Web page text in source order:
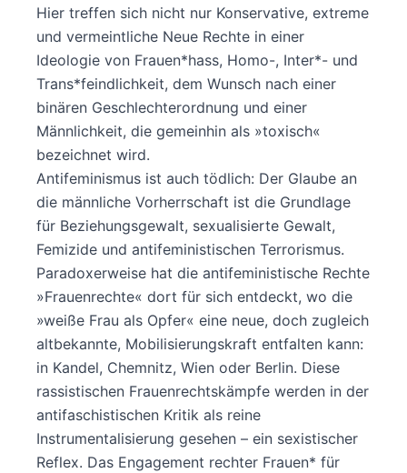
Hier treffen sich nicht nur Konservative, extreme
und vermeintliche Neue Rechte in einer
Ideologie von Frauen*hass, Homo-, Inter*- und
Trans*feindlichkeit, dem Wunsch nach einer
binären Geschlechterordnung und einer
Männlichkeit, die gemeinhin als »toxisch«
bezeichnet wird.
Antifeminismus ist auch tödlich: Der Glaube an
die männliche Vorherrschaft ist die Grundlage
für Beziehungsgewalt, sexualisierte Gewalt,
Femizide und antifeministischen Terrorismus.
Paradoxerweise hat die antifeministische Rechte
»Frauenrechte« dort für sich entdeckt, wo die
»weiße Frau als Opfer« eine neue, doch zugleich
altbekannte, Mobilisierungskraft entfalten kann:
in Kandel, Chemnitz, Wien oder Berlin. Diese
rassistischen Frauenrechtskämpfe werden in der
antifaschistischen Kritik als reine
Instrumentalisierung gesehen – ein sexistischer
Reflex. Das Engagement rechter Frauen* für